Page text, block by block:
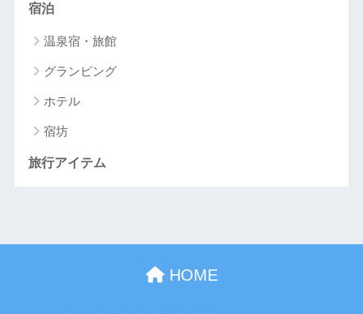
宿泊
温泉宿・旅館
グランピング
ホテル
宿坊
旅行アイテム
HOME